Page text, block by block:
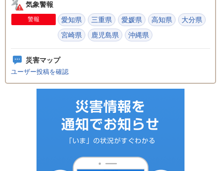
気象警報
警報 愛知県 三重県 愛媛県 高知県
大分県
宮崎県
鹿児島県 沖縄県
災害マップ
ユーザー投稿を確認